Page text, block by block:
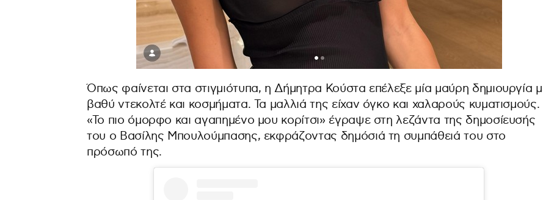
Όπως φαίνεται στα στιγμιότυπα, η Δήμητρα Κούστα επέλεξε μία μαύρη δημιουργία
βαθύ ντεκολτέ και κοσμήματα. Τα μαλλιά της είχαν όγκο και χαλαρούς κυματισμούς.
«Το πιο όμορφο και αγαπημένο μου κορίτσι» έγραψε στη λεζάντα της δημοσίευσής
του ο Βασίλης Μπουλούμπασης, εκφράζοντας δημόσιά τη συμπάθειά του στο
πρόσωπό της.